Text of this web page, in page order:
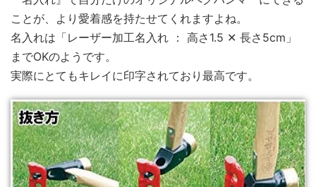
ことが、より愛着感を持たせてくれますよね。
名入れは「レーザー加工名入れ ： 高さ1.5 ✕ 長さ5cm」
までOKのようです。
実際にとてもキレイに印字されており最高です。